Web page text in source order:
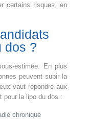
certains risques, en
dos ?
estimée. En plus
peuvent subir la
vaut répondre aux
pour la lipo du dos :
chronique